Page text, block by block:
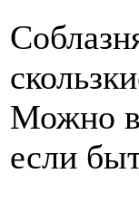
Можно
если